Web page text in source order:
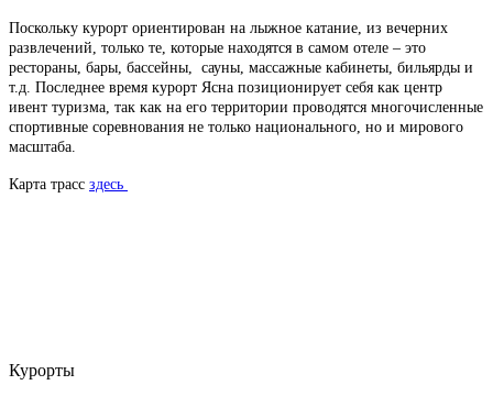
Поскольку курорт ориентирован на лыжное катание, из вечерних
развлечений, только те, которые находятся в самом отеле – это
рестораны, бары, бассейны, сауны, массажные кабинеты, бильярды и
т.д. Последнее время курорт Ясна позиционирует себя как центр
ивент туризма, так как на его территории проводятся многочисленные
спортивные соревнования не только национального, но и мирового
масштаба.
Карта трасс здесь
Курорты